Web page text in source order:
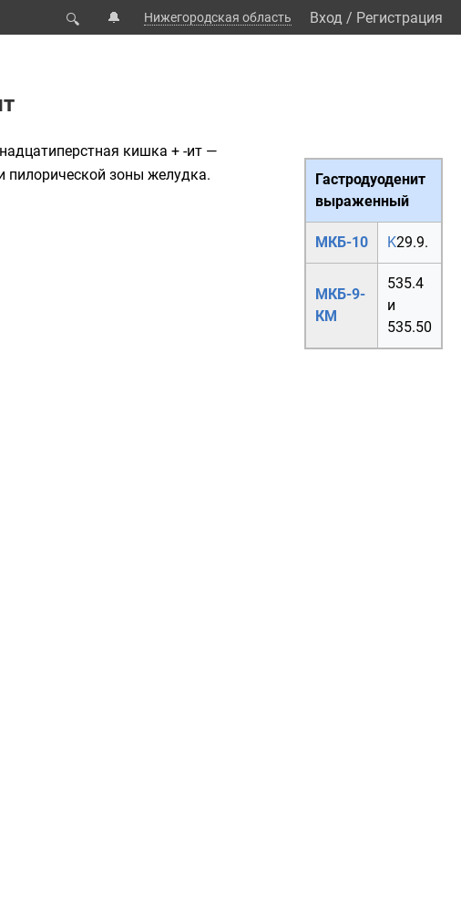
🔍 🔔 Нижегородская область Вход / Регистрация
Гастродуоденит
выраженный
МКБ-10 K29.9.
МКБ-9-
КМ
535.4
и
535.50
кишка + -ит —
пилорической зоны желудка.